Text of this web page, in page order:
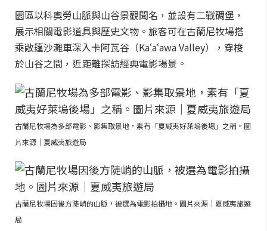
園區以科奧勞山脈與山谷景觀聞名，並設有二戰碉堡，
展示相關電影道具與歷史文物。旅客可在古蘭尼牧場搭
乘敞篷沙灘車深入卡阿瓦谷（Kaʻaʻawa Valley），穿梭
於山谷之間，近距離探訪經典電影場景。
古蘭尼牧場為多部電影、影集取景地，素有「夏威夷好萊塢後場」之稱。圖
片來源｜夏威夷旅遊局
古蘭尼牧場因後方陡峭的山脈，被選為電影拍攝地。圖片來源｜夏威夷旅遊
局